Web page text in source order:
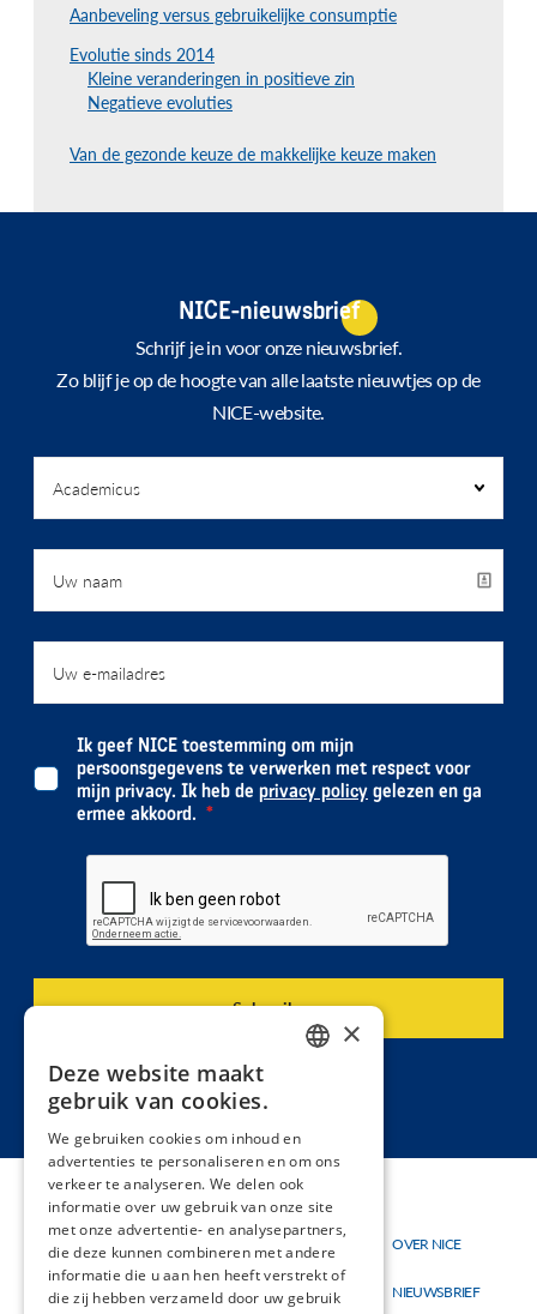
Aanbeveling versus gebruikelijke consumptie
Evolutie sinds 2014
Kleine veranderingen in positieve zin
Negatieve evoluties
Van de gezonde keuze de makkelijke keuze maken
NICE-nieuwsbrief
Schrijf je in voor onze nieuwsbrief.
Zo blijf je op de hoogte van alle laatste nieuwtjes op de
NICE-website.
Ik geef NICE toestemming om mijn
persoonsgegevens te verwerken met respect voor
mijn privacy. Ik heb de privacy policy gelezen en ga
ermee akkoord.
Hoofdnavigatie
Thema's
Materialen
Nieuw
Topmenu
OVER NICE
NIEUWSBRIEF
×
Deze website maakt
gebruik van cookies.
We gebruiken cookies om inhoud en
advertenties te personaliseren en om ons
verkeer te analyseren. We delen ook
informatie over uw gebruik van onze site
met onze advertentie- en analysepartners,
die deze kunnen combineren met andere
informatie die u aan hen heeft verstrekt of
die zij hebben verzameld door uw gebruik